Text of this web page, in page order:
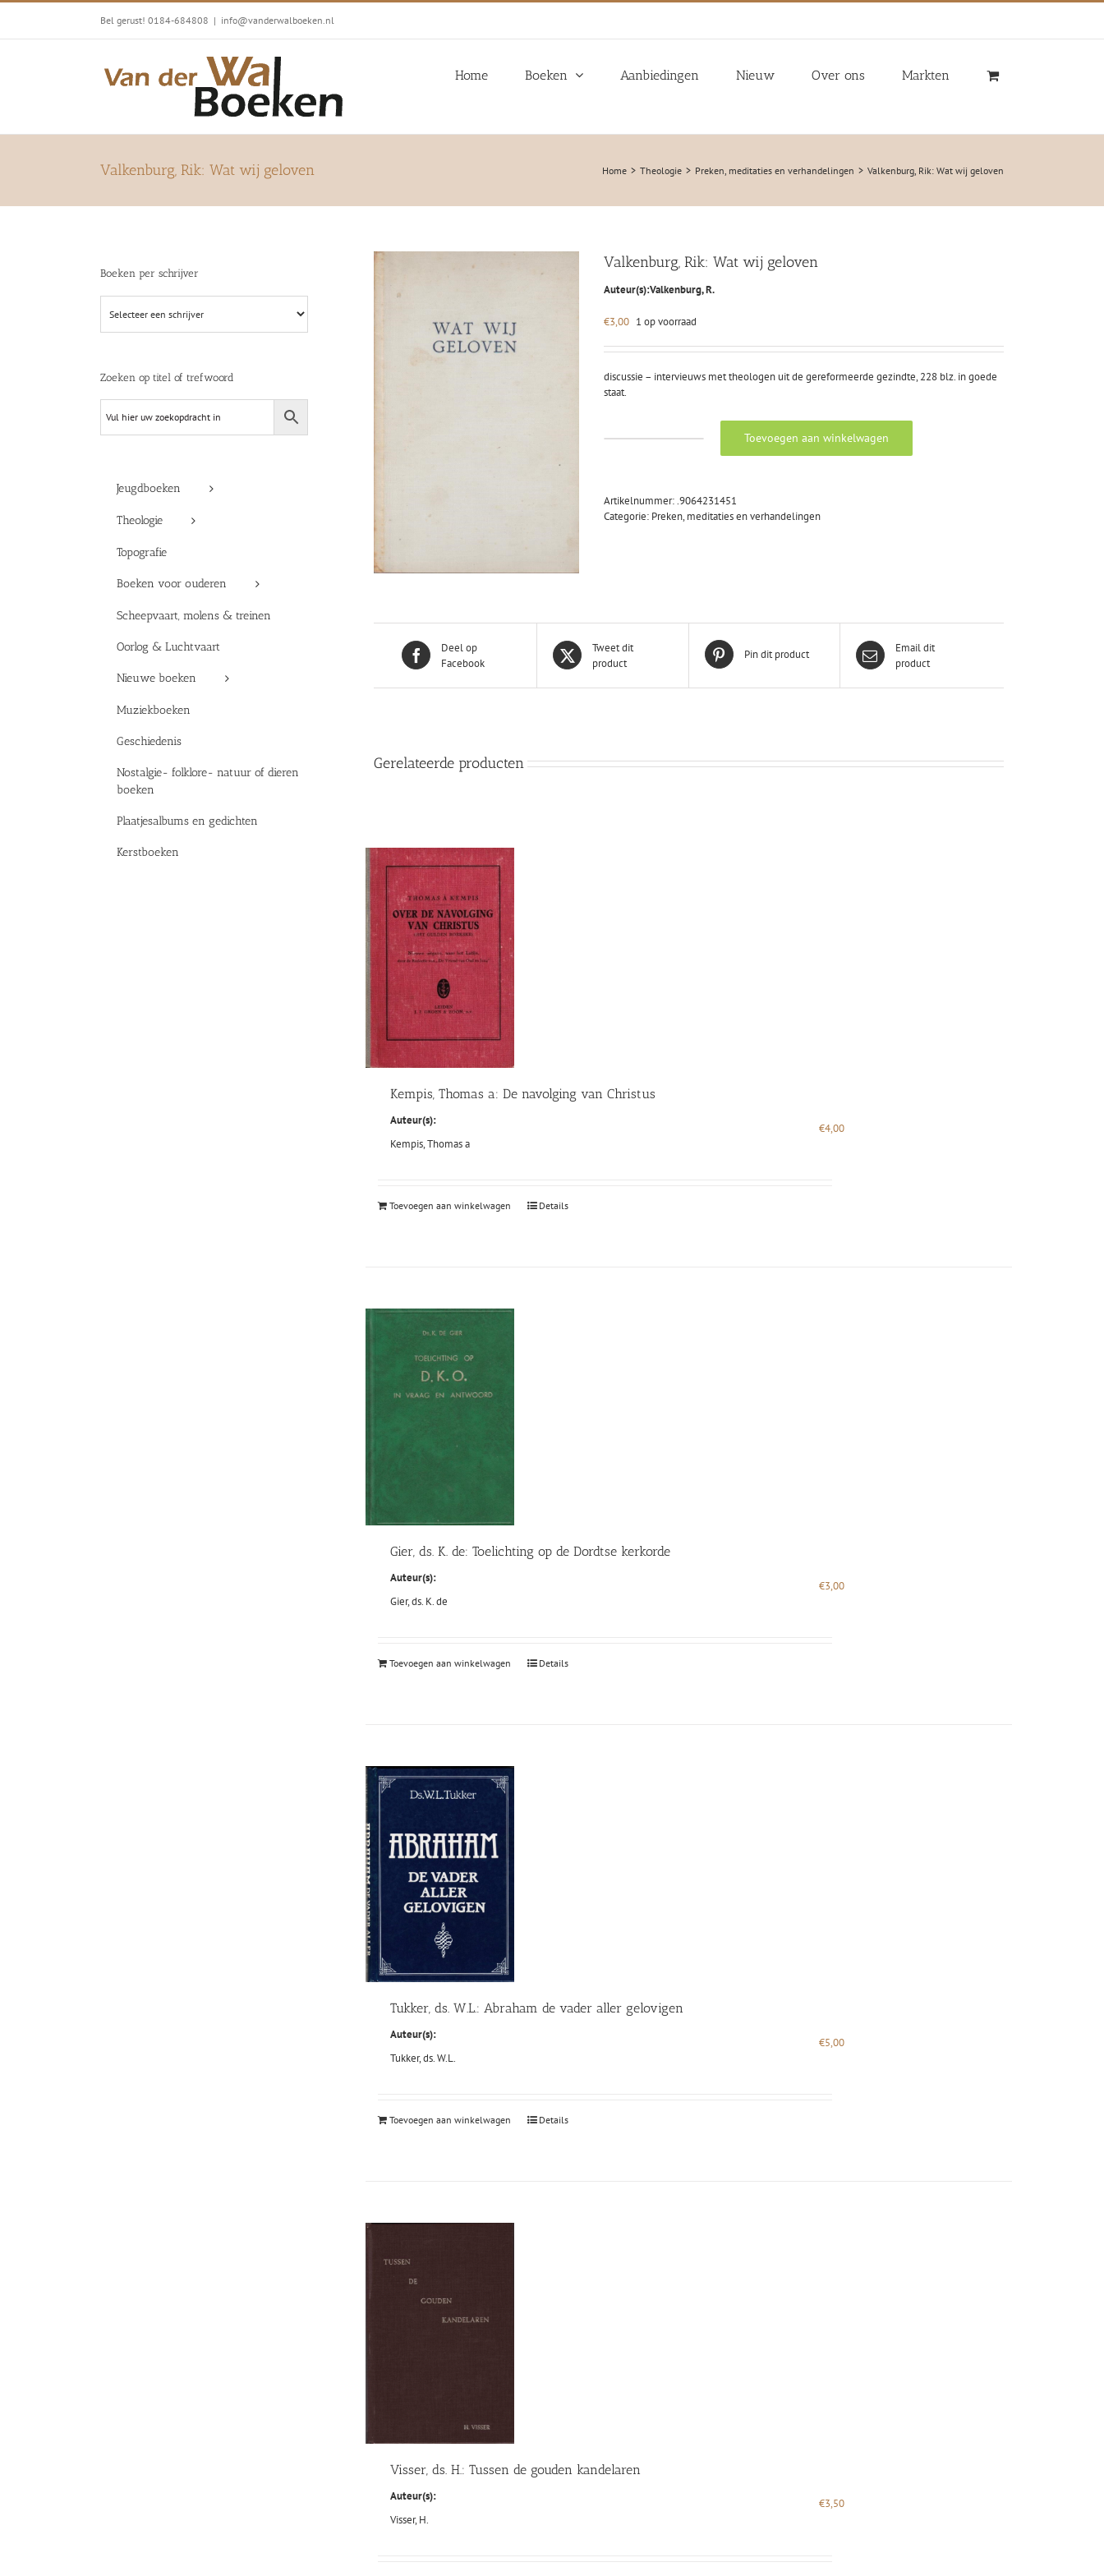
Ga
inhoud
Bel gerust! 0184-684808 | info@vanderwalboeken.nl
Home Boeken Aanbiedingen Nieuw Over ons Markten
Valkenburg, Rik: Wat wij geloven Home Theologie Preken, meditaties en verhandelingen Valkenburg, Rik: Wat wij geloven
Valkenburg, Rik: Wat wij geloven
Auteur(s):Valkenburg, R.
€3,00 1 op voorraad
discussie – intervieuws met theologen uit de gereformeerde gezindte, 228 blz. in goede
staat.
geloven
aantal
Toevoegen aan winkelwagen
Artikelnummer:.9064231451
Categorie: Preken, meditaties en verhandelingen
Deel op
Facebook
Tweet dit
product
Pin dit product
Email dit
product
Gerelateerde producten
Kempis, Thomas a: De navolging van Christus
Auteur(s):
Kempis, Thomas a
€4,00
Toevoegen aan winkelwagen Details
Gier, ds. K. de: Toelichting op de Dordtse kerkorde
Auteur(s):
Gier, ds. K. de
€3,00
Toevoegen aan winkelwagen Details
Tukker, ds. W.L.: Abraham de vader aller gelovigen
Auteur(s):
Tukker, ds. W.L.
€5,00
Toevoegen aan winkelwagen Details
Visser, ds. H.: Tussen de gouden kandelaren
Auteur(s):
Visser, H.
€3,50
Boeken per schrijver
Zoeken op titel of trefwoord
Jeugdboeken
Theologie
Topografie
Boeken voor ouderen
Scheepvaart, molens & treinen
Oorlog & Luchtvaart
Nieuwe boeken
Muziekboeken
Geschiedenis
Nostalgie- folklore- natuur of dieren
boeken
Plaatjesalbums en gedichten
Kerstboeken